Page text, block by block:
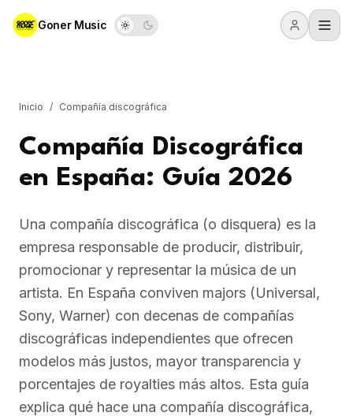
Goner Music
Inicio / Compañía discográfica
Compañía Discográfica
en España: Guía 2026
Una compañía discográfica (o disquera) es la
empresa responsable de producir, distribuir,
promocionar y representar la música de un
artista. En España conviven majors (Universal,
Sony, Warner) con decenas de compañías
discográficas independientes que ofrecen
modelos más justos, mayor transparencia y
porcentajes de royalties más altos. Esta guía
explica qué hace una compañía discográfica,